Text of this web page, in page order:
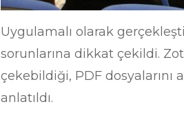
Uygulamalı olarak
sorunlarına dikkat çekildi.
çekebildiği, PDF
anlatıldı.